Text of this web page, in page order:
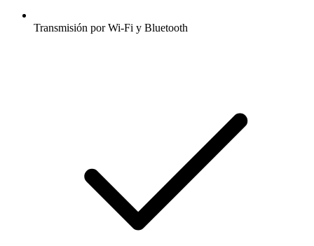
Transmisión por Wi-Fi y Bluetooth